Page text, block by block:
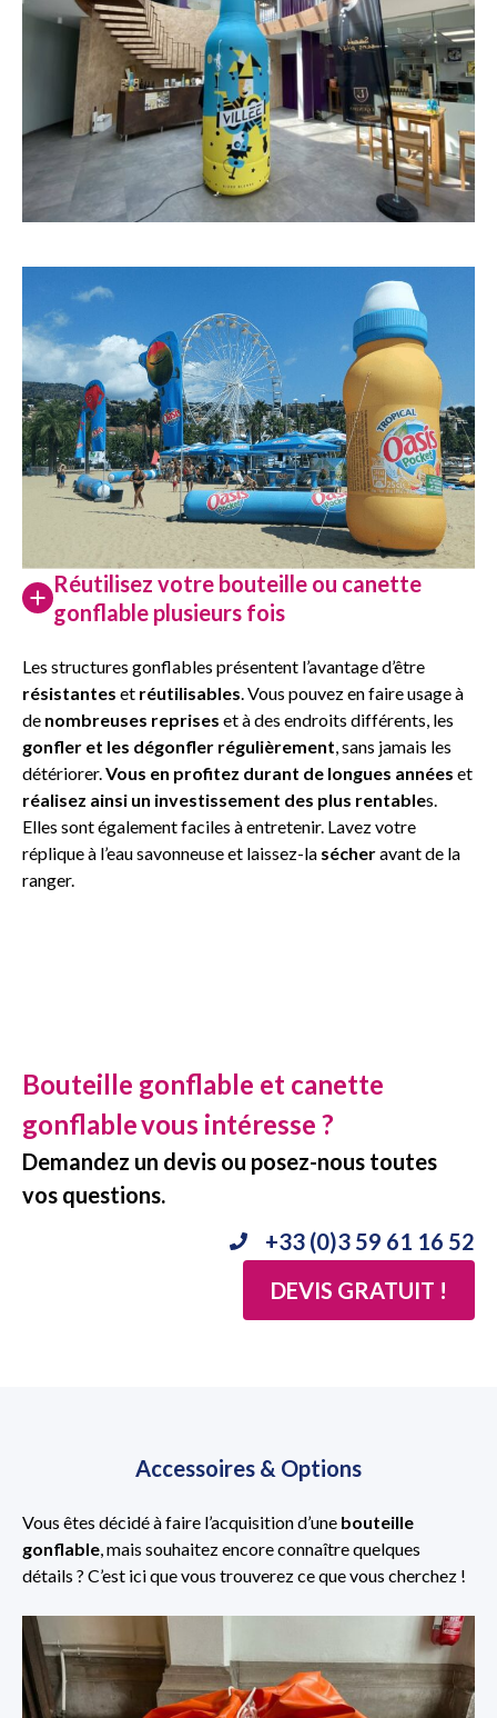
Réutilisez votre bouteille ou canette
gonflable plusieurs fois
Les structures gonflables présentent l’avantage d’être
résistantes et réutilisables. Vous pouvez en faire usage à
de nombreuses reprises et à des endroits différents, les
gonfler et les dégonfler régulièrement, sans jamais les
détériorer.Vous en profitez durant de longues années et
réalisez ainsi un investissement des plus rentables.
Elles sont également faciles à entretenir. Lavez votre
réplique à l’eau savonneuse et laissez-la sécheravant de la
ranger.
Bouteille gonflable et canette
gonflablevous intéresse ?
Demandez un devis ou posez-nous toutes
vos questions.
+33 (0)3 59 61 16 52
DEVIS GRATUIT !
Accessoires & Options
Vous êtes décidé à faire l’acquisition d’une bouteille
gonflable, mais souhaitez encore connaître quelques
détails ? C’est ici que vous trouverez ce que vous cherchez !